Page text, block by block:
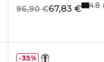
67,83 €
96,90 € 4.8
35%